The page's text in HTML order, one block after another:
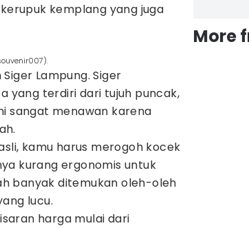
kemplang yang juga
Lampung. Siger
yang terdiri dari tujuh puncak,
sangat menawan karena
kamu harus merogoh kocek
kurang ergonomis untuk
banyak ditemukan oleh-oleh
lucu.
harga mulai dari
More